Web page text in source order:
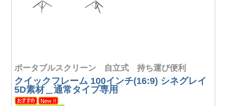
ポータブルスクリーン 自立式 持ち運び便利
クイックフレーム 100インチ(16:9) シネグレイ
5D素材＿通常タイプ専用